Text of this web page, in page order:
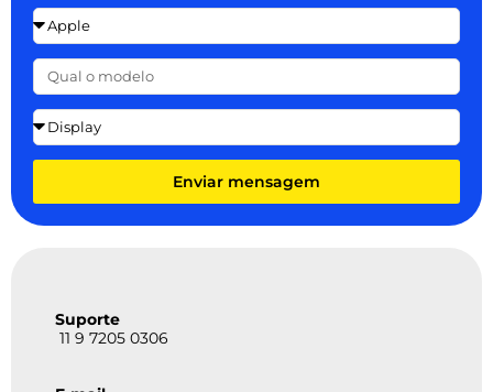
Enviar mensagem
Suporte
11 9 7205 0306